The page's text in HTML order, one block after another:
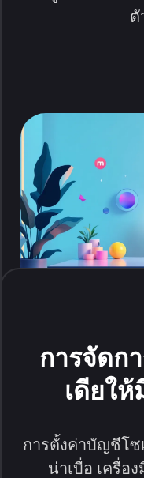
การจัดก
เดียใ
การตั้งค่าบัญชีโซ
น่าเบื่อ เครื่อ